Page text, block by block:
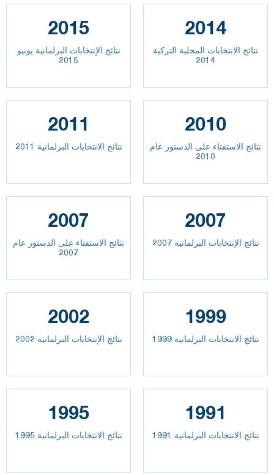
2015
نتائج الإنتخابات البرلمانية يونيو
2015
2014
نتائج الانتخابات المحلية التركية
2014
2011
نتائج الانتخابات البرلمانية 2011
2010
نتائج الاستفتاء على الدستور عام
2010
2007
نتائج الاستفتاء على الدستور عام
2007
2007
نتائج الإنتخابات البرلمانية 2007
2002
نتائج الإنتخابات البرلمانية 2002
1999
نتائج الانتخابات البرلمانية 1999
1995
نتائج الانتخابات البرلمانية 1995
1991
نتائج الانتخابات البرلمانية 1991